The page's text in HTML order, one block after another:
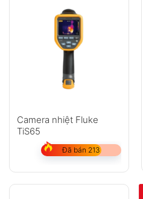
Camera nhiệt Fluke
TiS65
Đã bán 213